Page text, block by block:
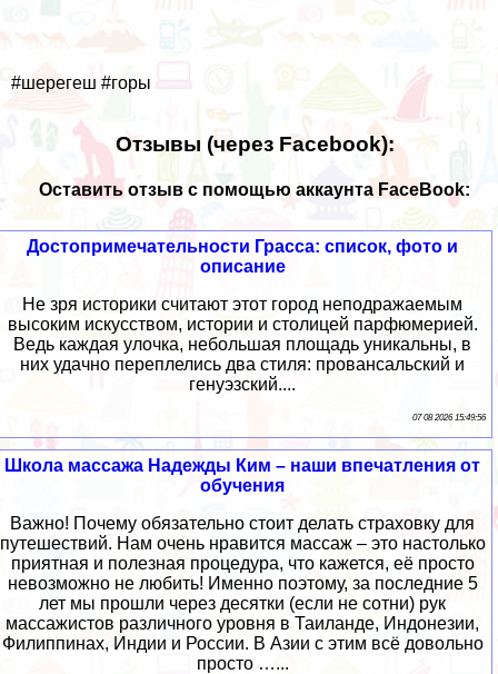
#шерегеш #горы
Отзывы (через Facebook):
Оставить отзыв с помощью аккаунта FaceBook:
Достопримечательности Грасса: список, фото и
описание
Не зря историки считают этот город неподражаемым
высоким искусством, истории и столицей парфюмерией.
Ведь каждая улочка, небольшая площадь уникальны, в
них удачно переплелись два стиля: провансальский и
генуэзский....
07 08 2026 15:49:56
Школа массажа Надежды Ким – наши впечатления от
обучения
Важно! Почему обязательно стоит делать страховку для
путешествий. Нам очень нравится массаж – это настолько
приятная и полезная процедура, что кажется, её просто
невозможно не любить! Именно поэтому, за последние 5
лет мы прошли через десятки (если не сотни) рук
массажистов различного уровня в Таиланде, Индонезии,
Филиппинах, Индии и России. В Азии с этим всё довольно
просто …...